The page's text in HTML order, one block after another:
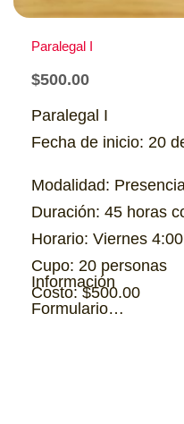
Paralegal I
$500.00
Paralegal I
Fecha de inicio: 20
Modalidad:
Duración: 45 horas
Horario: Viernes
Cupo: 20 personas
Costo: $500.00
Información
Formulario…